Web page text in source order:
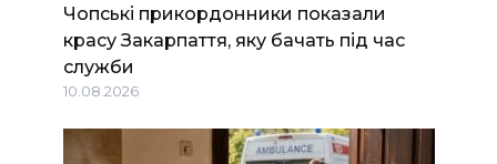
Чопські прикордонники показали
красу Закарпаття, яку бачать під час
служби
10.08.2026